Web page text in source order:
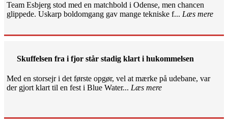
Team Esbjerg stod med en matchbold i Odense, men chancen
glippede. Uskarp boldomgang gav mange tekniske f... Læs mere
Skuffelsen fra i fjor står stadig klart i hukommelsen
Med en storsejr i det første opgør, vel at mærke på udebane, var
der gjort klart til en fest i Blue Water... Læs mere